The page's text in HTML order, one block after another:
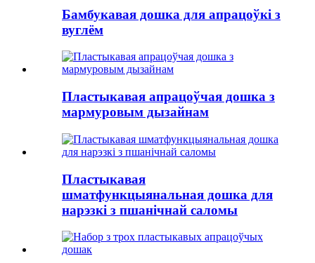
Бамбукавая дошка для апрацоўкі з
вуглём
Пластыкавая апрацоўчая дошка з
мармуровым дызайнам
Пластыкавая
шматфункцыянальная дошка для
нарэзкі з пшанічнай саломы